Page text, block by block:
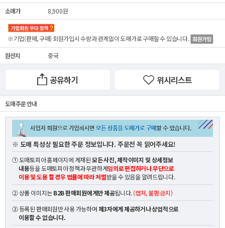
소매가 8,900원
※기업(판매, 구매) 회원가입시 수량과 관계없이도매가로 구매할 수 있습니다.
원산지 중국
공유하기 위시리스트
도매 주문 안내
※ 도매 특성상 필요한 주문 정보입니다. 주문전 꼭 읽어주세요!
① 도매토피아 홈페이지에 게재된모든 사진, 제작이미지 및 상세정보
내용등을 도매토피아 정책과 무관하게임의로 편집하거나 무단으로
이용 및 도용 할 경우 법률에 따라 처벌받을 수 있음을 알려드립니다.
② 상품 이미지는B2B 판매회원에게만 제공됩니다.(캡쳐, 불펌 금지)
③ 등록된 판매회원만 사용 가능하며제3자에게 제공하거나 상업적으로
이용할 수 없습니다.